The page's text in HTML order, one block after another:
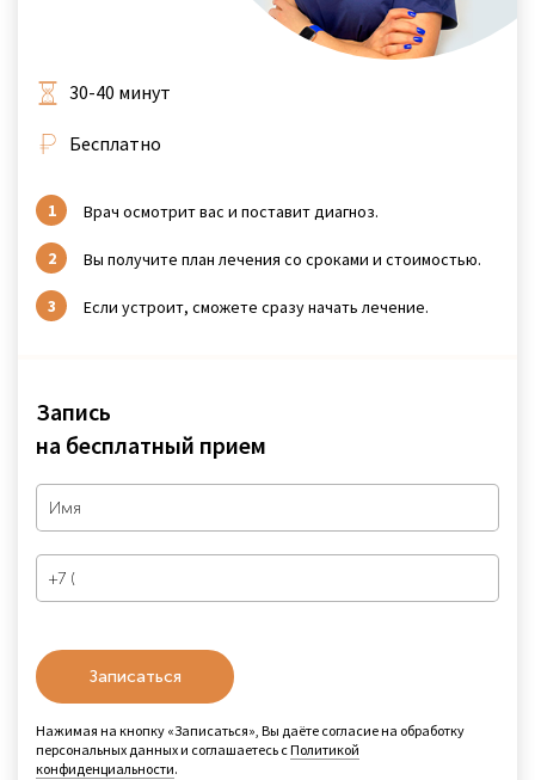
Запись
на бесплатный прием
Записаться
Нажимая на кнопку «Записаться», Вы даёте согласие на обработку
персональных данных и соглашаетесь сПолитикой
конфиденциальности.
30-40 минут
Бесплатно
Врач осмотрит вас и поставит диагноз.
Вы получите план лечения со сроками и стоимостью.
Если устроит, сможете сразу начать лечение.